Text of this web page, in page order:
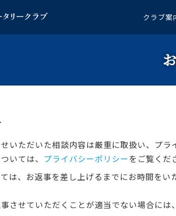
クラブ案
いただいた相談内容は厳重に取扱い、プラ
いては、 プライバシーポリシーをご覧くだ
は、お返事を差し上げるまでにお時間を
させていただくことが適当でない場合に